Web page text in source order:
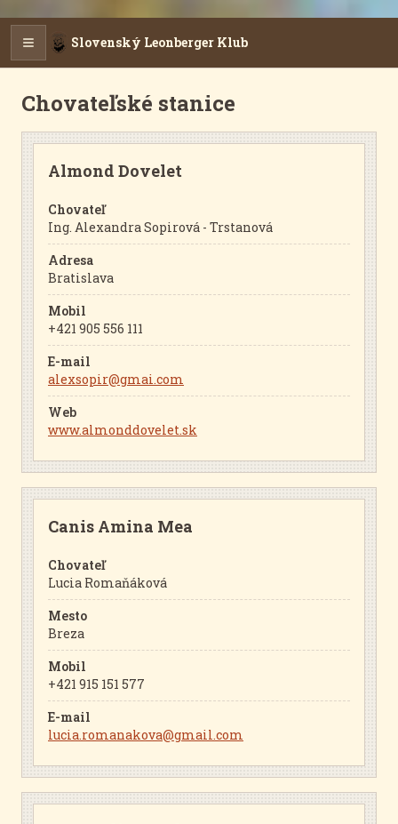
Slovenský Leonberger Klub
Chovateľské stanice
Almond Dovelet
Chovateľ
Ing. Alexandra Sopirová - Trstanová
Adresa
Bratislava
Mobil
+421 905 556 111
E-mail
alexsopir@gmai.com
Web
www.almonddovelet.sk
Canis Amina Mea
Chovateľ
Lucia Romaňáková
Mesto
Breza
Mobil
+421 915 151 577
E-mail
lucia.romanakova@gmail.com